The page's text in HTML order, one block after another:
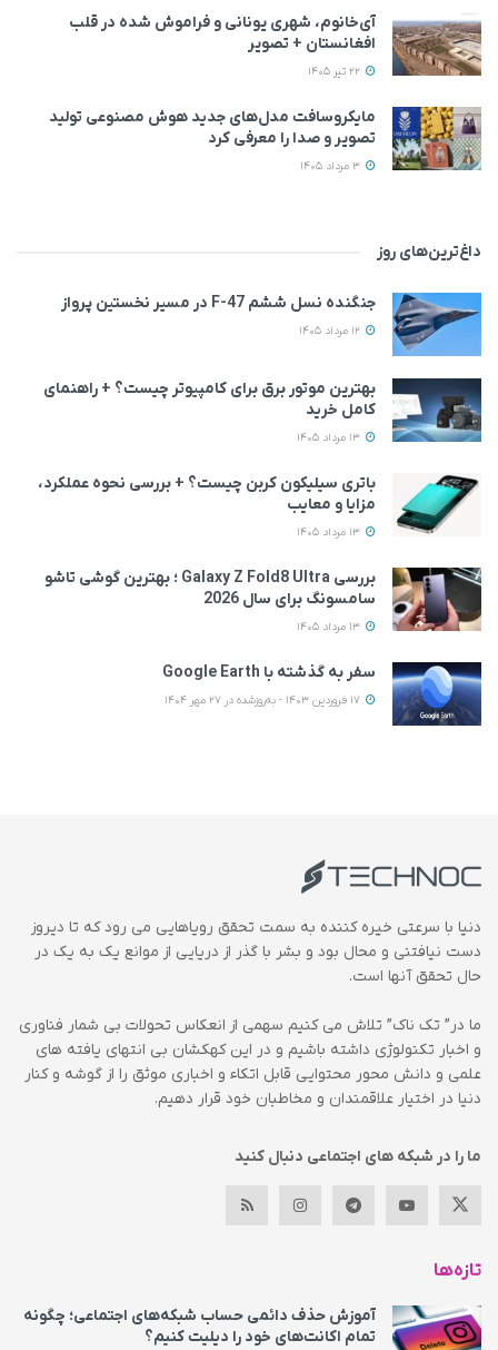
آی‌خانوم، شهری یونانی و فراموش شده در قلب
افغانستان + تصویر
مایکروسافت مدل‌های جدید هوش مصنوعی تولید
تصویر و صدا را معرفی کرد
داغ‌ترین‌های روز
جنگنده نسل ششم F-47 در مسیر نخستین پرواز
بهترین موتور برق برای کامپیوتر چیست؟ + راهنمای
کامل خرید
باتری سیلیکون کربن چیست؟ + بررسی نحوه عملکرد،
مزایا و معایب
بررسی Galaxy Z Fold8 Ultra ؛ بهترین گوشی تاشو
سامسونگ برای سال 2026
سفر به گذشته با Google Earth
دنیا با سرعتی خیره کننده به سمت تحقق رویاهایی می رود که تا دیروز
دست نیافتنی و محال بود و بشر با گذر از دریایی از موانع یک به یک در
حال تحقق آنها است.
ما در” تک ناک” تلاش می کنیم سهمی از انعکاس تحولات بی شمار فناوری
و اخبار تکنولوژی داشته باشیم و در این کهکشان بی انتهای یافته های
علمی و دانش محور محتوایی قابل اتکاء و اخباری موثق را از گوشه و کنار
دنیا در اختیار علاقمندان و مخاطبان خود قرار دهیم.
ما را در شبکه های اجتماعی دنبال کنید
تازه‌ها
آموزش حذف دائمی حساب شبکه‌های اجتماعی؛ چگونه
تمام اکانت‌های خود را دیلیت کنیم؟